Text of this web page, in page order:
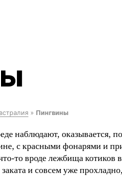
» Пингвины
наблюдают, оказывается,
с красными фонарями и
то вроде лежбища
и совсем уже